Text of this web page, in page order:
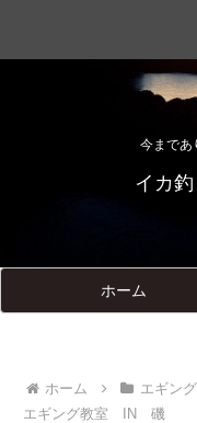
今まで
イカ
ホーム
ホーム エギン
エギング教室 IN 磯